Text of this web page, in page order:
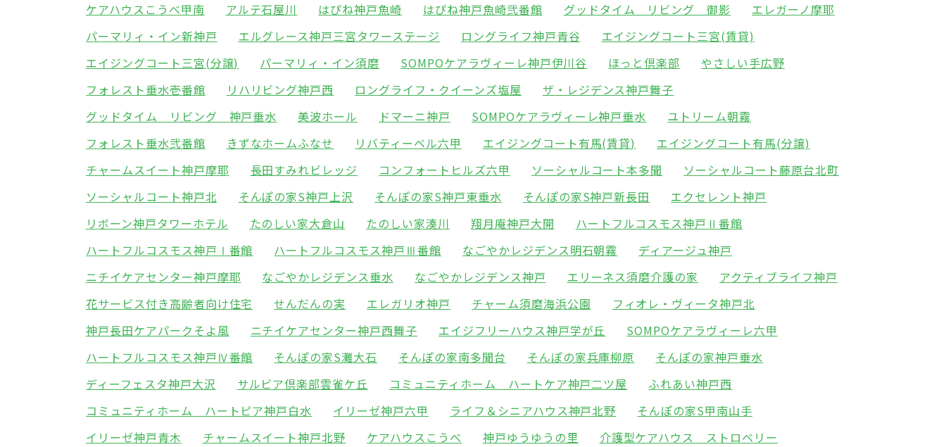
ケアハウスこうべ甲南
アルテ石屋川 はぴね神戸魚崎 はぴね神戸魚崎弐番館 グッドタイム リビング 御影
エレガーノ摩耶
パーマリィ・イン新神戸
エルグレース神戸三宮タワーステージ ロングライフ神戸青谷
エイジングコート三宮(賃貸)
エイジングコート三宮(分譲)
パーマリィ・イン須磨 SOMPOケアラヴィーレ神戸伊川谷 ほっと倶楽部
やさしい手広野
フォレスト垂水壱番館
リハリビング神戸西 ロングライフ・クイーンズ塩屋
ザ・レジデンス神戸舞子
グッドタイム リビング 神戸垂水
美波ホール ドマーニ神戸 SOMPOケアラヴィーレ神戸垂水
ユトリーム朝霧
フォレスト垂水弐番館
きずなホームふなせ リバティーベル六甲 エイジングコート有馬(賃貸)
エイジングコート有馬(分譲)
チャームスイート神戸摩耶
長田すみれビレッジ コンフォートヒルズ六甲 ソーシャルコート本多聞
ソーシャルコート藤原台北町
ソーシャルコート神戸北
そんぽの家S神戸上沢 そんぽの家S神戸東垂水 そんぽの家S神戸新長田
エクセレント神戸
リボーン神戸タワーホテル
たのしい家大倉山 たのしい家湊川 翔月庵神戸大開
ハートフルコスモス神戸Ⅱ番館
ハートフルコスモス神戸Ⅰ番館
ハートフルコスモス神戸Ⅲ番館 なごやかレジデンス明石朝霧
ディアージュ神戸
ニチイケアセンター神戸摩耶
なごやかレジデンス垂水 なごやかレジデンス神戸 エリーネス須磨介護の家
アクティブライフ神戸
花サービス付き高齢者向け住宅
せんだんの実 エレガリオ神戸 チャーム須磨海浜公園
フィオレ・ヴィータ神戸北
神戸長田ケアパークそよ風
ニチイケアセンター神戸西舞子 エイジフリーハウス神戸学が丘
SOMPOケアラヴィーレ六甲
ハートフルコスモス神戸Ⅳ番館
そんぽの家S灘大石 そんぽの家南多聞台 そんぽの家兵庫柳原
そんぽの家神戸垂水
ディーフェスタ神戸大沢
サルビア倶楽部雲雀ケ丘 コミュニティホーム ハートケア神戸二ツ屋
ふれあい神戸西
コミュニティホーム ハートピア神戸白水
イリーゼ神戸六甲 ライフ＆シニアハウス神戸北野
そんぽの家S甲南山手
イリーゼ神戸青木
チャームスイート神戸北野 ケアハウスこうべ 神戸ゆうゆうの里
介護型ケアハウス ストロベリー